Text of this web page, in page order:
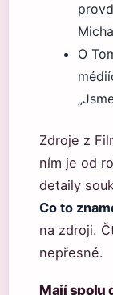
O
Zdroje z
ním je od
detaily
Co to
na zdroji.
nepřesné.
Mají spolu